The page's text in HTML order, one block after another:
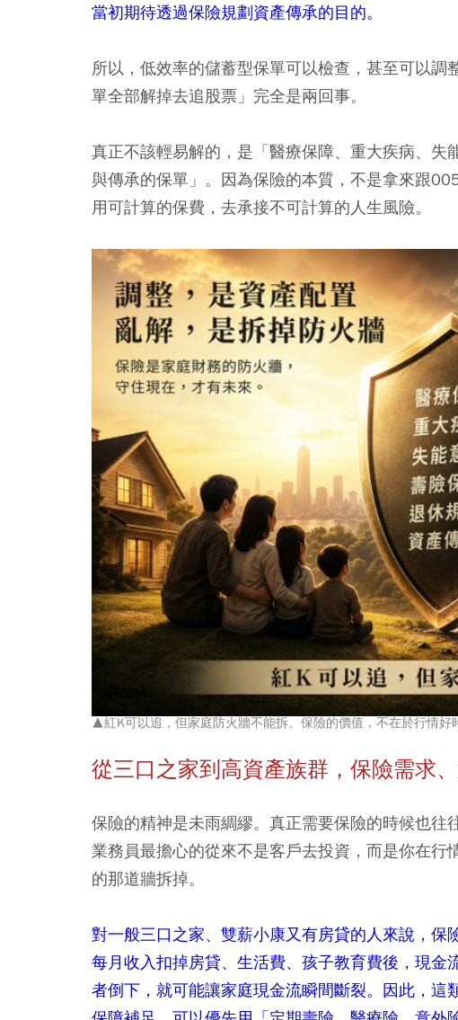
當初期待透過保險規劃資產傳承的目的。
所以，低效率的儲蓄型保單可以檢查，甚至可以
單全部解掉去追股票」完全是兩回事。
真正不該輕易解的，是「醫療保障、重大疾病、
與傳承的保單」。因為保險的本質，不是拿來跟
用可計算的保費，去承接不可計算的人生風險。
▲紅K可以追，但家庭防火牆不能拆。保險的價值，不在於行情好
從三口之家到高資產族群，保險需求
保險的精神是未雨綢繆。真正需要保險的時候也
業務員最擔心的從來不是客戶去投資，而是你在
的那道牆拆掉。
對一般三口之家、雙薪小康又有房貸的人來說，保
每月收入扣掉房貸、生活費、孩子教育費後，現金
者倒下，就可能讓家庭現金流瞬間斷裂。因此，